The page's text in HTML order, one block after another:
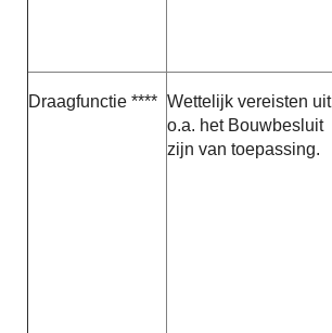
Draagfunctie **** Wettelijk vereisten uit
o.a. het Bouwbesluit
zijn van toepassing.